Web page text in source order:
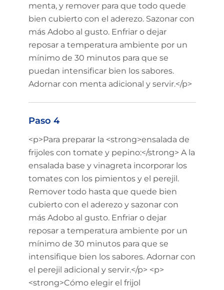
menta, y remover para que todo quede
bien cubierto con el aderezo. Sazonar con
más Adobo al gusto. Enfriar o dejar
reposar a temperatura ambiente por un
mínimo de 30 minutos para que se
puedan intensificar bien los sabores.
Adornar con menta adicional y servir.</p>
Paso 4
<p>Para preparar la <strong>ensalada de
frijoles con tomate y pepino:</strong> A la
ensalada base y vinagreta incorporar los
tomates con los pimientos y el perejil.
Remover todo hasta que quede bien
cubierto con el aderezo y sazonar con
más Adobo al gusto. Enfriar o dejar
reposar a temperatura ambiente por un
mínimo de 30 minutos para que se
intensifique bien los sabores. Adornar con
el perejil adicional y servir.</p> <p>
<strong>Cómo elegir el frijol